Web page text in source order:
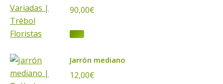
90,00€
Jarrón mediano
12,00€